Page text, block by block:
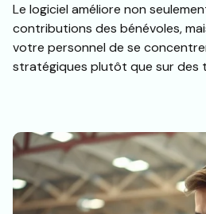
Le logiciel améliore non
contributions des bénévoles,
votre personnel de se
stratégiques plutôt que sur des